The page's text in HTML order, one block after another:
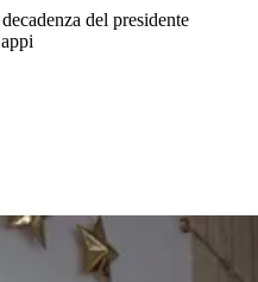
del presidente